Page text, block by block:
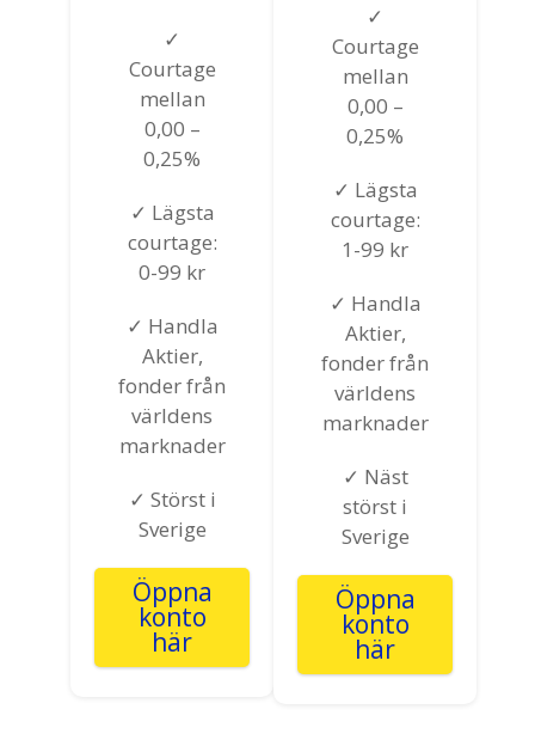
✓
Courtage
mellan
0,00 –
0,25%
✓ Lägsta
courtage:
0-99 kr
✓ Handla
Aktier,
fonder från
världens
marknader
✓ Störst i
Sverige
Öppna
konto
här
✓
Courtage
mellan
0,00 –
0,25%
✓ Lägsta
courtage:
1-99 kr
✓ Handla
Aktier,
fonder från
världens
marknader
✓ Näst
störst i
Sverige
Öppna
konto
här